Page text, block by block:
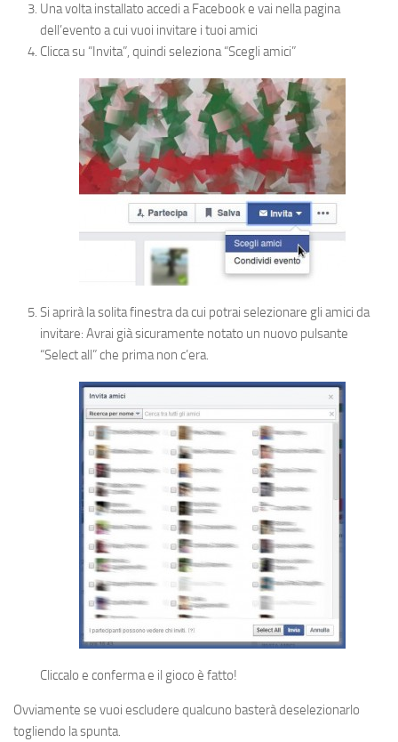
Una volta installato accedi a Facebook e vai nella pagina
dell’evento a cui vuoi invitare i tuoi amici
Clicca su “Invita”, quindi seleziona “Scegli amici”
Si aprirà la solita finestra da cui potrai selezionare gli amici da
invitare: Avrai già sicuramente notato un nuovo pulsante
“Select all” che prima non c’era.
Cliccalo e conferma e il gioco è fatto!
Ovviamente se vuoi escludere qualcuno basterà deselezionarlo
togliendo la spunta.